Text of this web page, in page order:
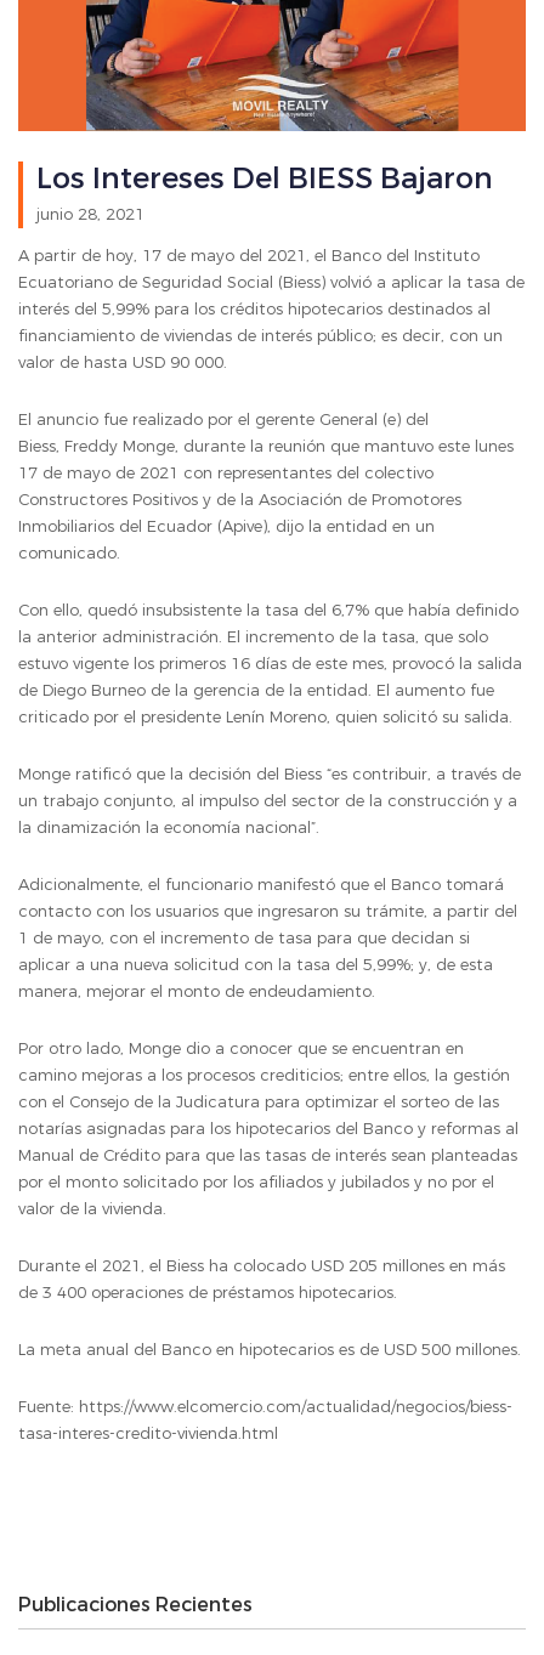
Los Intereses Del BIESS Bajaron
junio 28, 2021
A partir de hoy, 17 de mayo del 2021, el Banco del Instituto
Ecuatoriano de Seguridad Social (Biess) volvió a aplicar la tasa de
interés del 5,99% para los créditos hipotecarios destinados al
financiamiento de viviendas de interés público; es decir, con un
valor de hasta USD 90 000.
El anuncio fue realizado por el gerente General (e) del
Biess, Freddy Monge, durante la reunión que mantuvo este lunes
17 de mayo de 2021 con representantes del colectivo
Constructores Positivos y de la Asociación de Promotores
Inmobiliarios del Ecuador (Apive), dijo la entidad en un
comunicado.
Con ello, quedó insubsistente la tasa del 6,7% que había definido
la anterior administración. El incremento de la tasa, que solo
estuvo vigente los primeros 16 días de este mes, provocó la salida
de Diego Burneo de la gerencia de la entidad. El aumento fue
criticado por el presidente Lenín Moreno, quien solicitó su salida.
Monge ratificó que la decisión del Biess “es contribuir, a través de
un trabajo conjunto, al impulso del sector de la construcción y a
la dinamización la economía nacional”.
Adicionalmente, el funcionario manifestó que el Banco tomará
contacto con los usuarios que ingresaron su trámite, a partir del
1 de mayo, con el incremento de tasa para que decidan si
aplicar a una nueva solicitud con la tasa del 5,99%; y, de esta
manera, mejorar el monto de endeudamiento.
Por otro lado, Monge dio a conocer que se encuentran en
camino mejoras a los procesos crediticios; entre ellos, la gestión
con el Consejo de la Judicatura para optimizar el sorteo de las
notarías asignadas para los hipotecarios del Banco y reformas al
Manual de Crédito para que las tasas de interés sean planteadas
por el monto solicitado por los afiliados y jubilados y no por el
valor de la vivienda.
Durante el 2021, el Biess ha colocado USD 205 millones en más
de 3 400 operaciones de préstamos hipotecarios.
La meta anual del Banco en hipotecarios es de USD 500 millones.
Fuente: https://www.elcomercio.com/actualidad/negocios/biess-
tasa-interes-credito-vivienda.html
Publicaciones Recientes